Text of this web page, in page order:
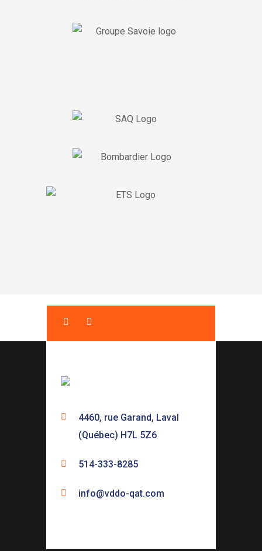
4460, rue Garand, Laval
(Québec) H7L 5Z6
514-333-8285
info@vddo-qat.com